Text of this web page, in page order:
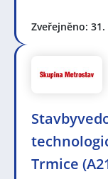
Zveřejněno: 31.
Trmice